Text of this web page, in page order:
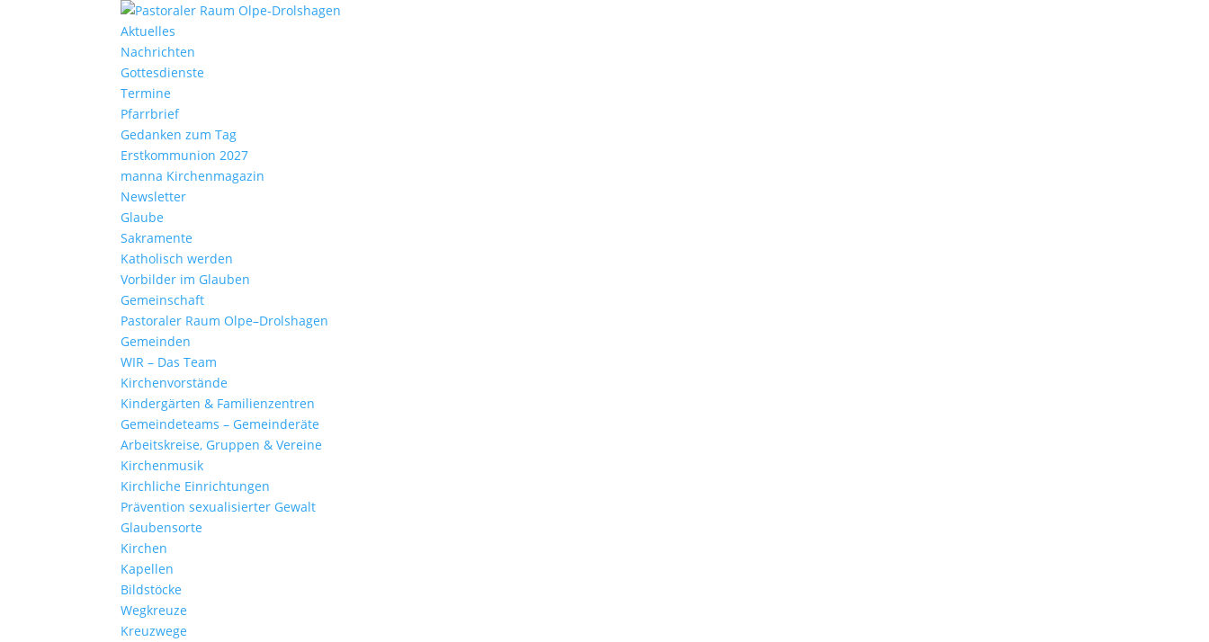
Aktu­elles
Nach­richten
Gottes­dienste
Termine
Pfarr­brief
Gedanken zum Tag
Erst­kom­mu­nion 2027
manna Kirchen­ma­gazin
News­letter
Glaube
Sakra­mente
Katho­lisch werden
Vorbilder im Glauben
Gemein­schaft
Pasto­raler Raum Olpe–Drolshagen
Gemeinden
WIR – Das Team
Kirchen­vor­stände
Kinder­gärten & Familienzentren
Gemein­de­teams – Gemeinderäte
Arbeits­kreise, Gruppen & Vereine
Kirchen­musik
Kirch­liche Einrichtungen
Präven­tion sexua­li­sierter Gewalt
Glau­ben­s­orte
Kirchen
Kapellen
Bild­stöcke
Wegkreuze
Kreuz­wege